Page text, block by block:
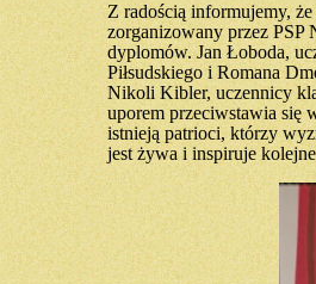
Z radością informujemy,
zorganizowany przez PSP
dyplomów. Jan Łoboda,
Piłsudskiego i Romana
Nikoli Kibler, uczennicy
uporem przeciwstawia się
istnieją patrioci, którzy
jest żywa i inspiruje